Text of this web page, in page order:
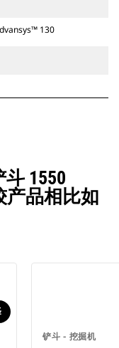
130
1550
产品相比如
铲斗 - 挖掘机